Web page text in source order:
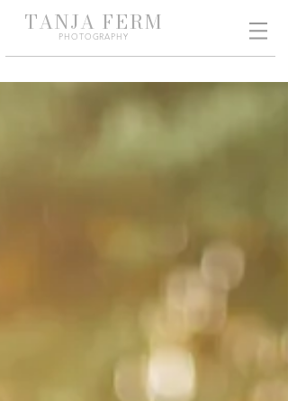
TANJA FERM
PHOTOGRAPHY